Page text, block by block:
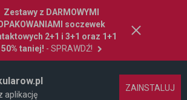
Zestawy z DARMOWYMI
soczewek
2+1 i 3+1 oraz 1+1
50% taniej! - SPRAWDŹ!
aplikację
ZAINSTALUJ